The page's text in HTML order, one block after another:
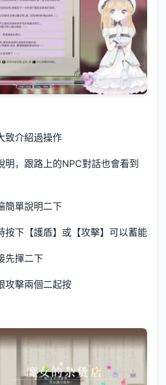
致介紹過操作
明，跟路上的NPC對話也會看到
簡單說明二下
按下【護盾】或【攻擊】可以蓄能
先揮二下
攻擊兩個二起按